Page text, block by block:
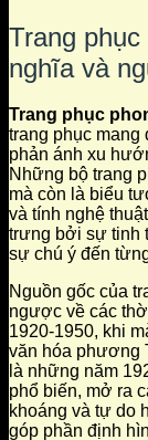
Trang
nghĩa và
Trang phục
trang phục mang
phản ánh xu
Những bộ trang
mà còn là biểu
và tính nghệ
trưng bởi sự tinh
sự chú ý đến
Nguồn gốc của
ngược về các
1920-1950, khi
văn hóa phương
là những năm
phổ biến, mở ra
khoáng và tự do
góp phần định